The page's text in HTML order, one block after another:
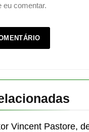
eu comentar.
Vincent Pastore,